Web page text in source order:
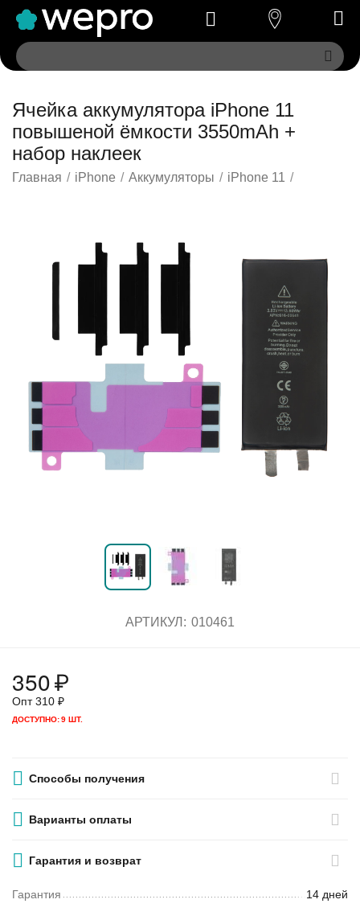
Ячейка аккумулятора iPhone 11
повышеной ёмкости 3550mAh +
набор наклеек
Главная / iPhone / Аккумуляторы / iPhone 11 /
АРТИКУЛ: 010461
350₽
Опт310 ₽
ДОСТУПНО:9 ШТ.
Способы получения
Варианты оплаты
Гарантия и возврат
Гарантия 14 дней